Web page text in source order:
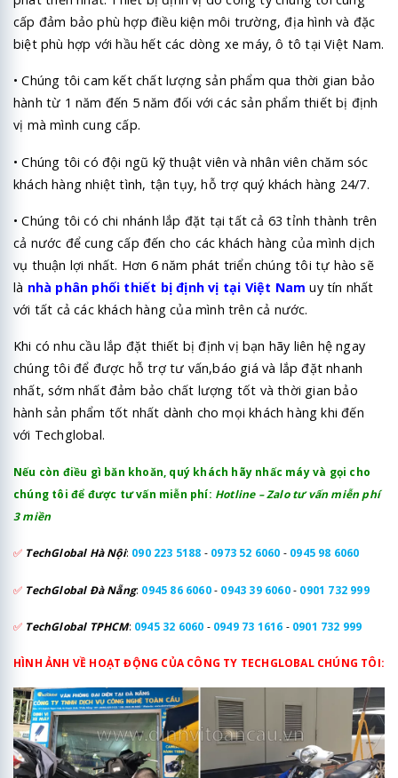
cấp đảm bảo phù hợp điều kiện môi trường, địa hình và đặc
biệt phù hợp với hầu hết các dòng xe máy, ô tô tại Việt Nam.
• Chúng tôi cam kết chất lượng sản phẩm qua thời gian bảo
hành từ 1 năm đến 5 năm đối với các sản phẩm thiết bị định
vị mà mình cung cấp.
• Chúng tôi có đội ngũ kỹ thuật viên và nhân viên chăm sóc
khách hàng nhiệt tình, tận tụy, hỗ trợ quý khách hàng 24/7.
• Chúng tôi có chi nhánh lắp đặt tại tất cả 63 tỉnh thành trên
cả nước để cung cấp đến cho các khách hàng của mình dịch
vụ thuận lợi nhất. Hơn 6 năm phát triển chúng tôi tự hào sẽ
là nhà phân phối thiết bị định vị tại Việt Nam uy tín nhất
với tất cả các khách hàng của mình trên cả nước.
Khi có nhu cầu lắp đặt thiết bị định vị bạn hãy liên hệ ngay
chúng tôi để được hỗ trợ tư vấn,báo giá và lắp đặt nhanh
nhất, sớm nhất đảm bảo chất lượng tốt và thời gian bảo
hành sản phẩm tốt nhất dành cho mọi khách hàng khi đến
với Techglobal.
Nếu còn điều gì băn khoăn, quý khách hãy nhấc máy và gọi cho
chúng tôi để được tư vấn miễn phí: Hotline – Zalo tư vấn miễn phí
3 miền
✅ TechGlobal Hà Nội: 090 223 5188 - 0973 52 6060 - 0945 98 6060
✅ TechGlobal Đà Nẵng: 0945 86 6060- 0943 39 6060- 0901 732 999
✅ TechGlobal TPHCM: 0945 32 6060 - 0949 73 1616 - 0901 732 999
HÌNH ẢNH VỀ HOẠT ĐỘNG CỦA CÔNG TY TECHGLOBAL CHÚNG TÔI: